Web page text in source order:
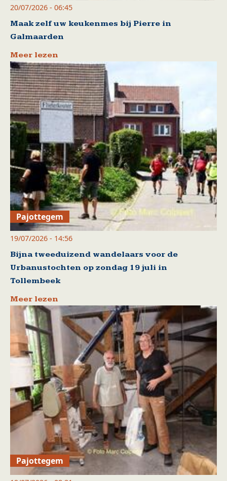
20/07/2026 - 06:45
Maak zelf uw keukenmes bij Pierre in
Galmaarden
Meer lezen
Pajottegem
19/07/2026 - 14:56
Bijna tweeduizend wandelaars voor de
Urbanustochten op zondag 19 juli in
Tollembeek
Meer lezen
Pajottegem